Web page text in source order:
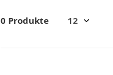
0 Produkte